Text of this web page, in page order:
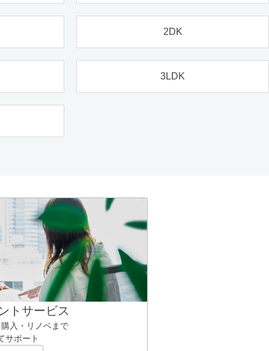
2DK
3LDK
トサービス
入・リノベまで
サポート